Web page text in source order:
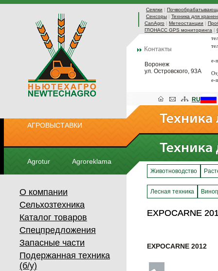
Сеялки |
Сенсоры | Техника для
CanAgro | Метеостанции |
ГЛОНАСС GPS мониторинга |
Воронеж
ул. Островского, 93А
e-
e-
АГРОВЫСТАВКИ
Agrotur Agroreklama
RU
О компании
Сельхозтехника
Каталог товаров
Спецпредложения
Запасные части
Подержанная техника
(б/у)
Животноводство
Лесная техника
EXPOCARNE
EXPOCARNE
EXPOCARNE 2012